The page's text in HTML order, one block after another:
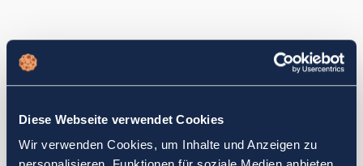
Diese Webseite verwendet Cookies
Wir verwenden Cookies, um Inhalte und Anzeigen zu